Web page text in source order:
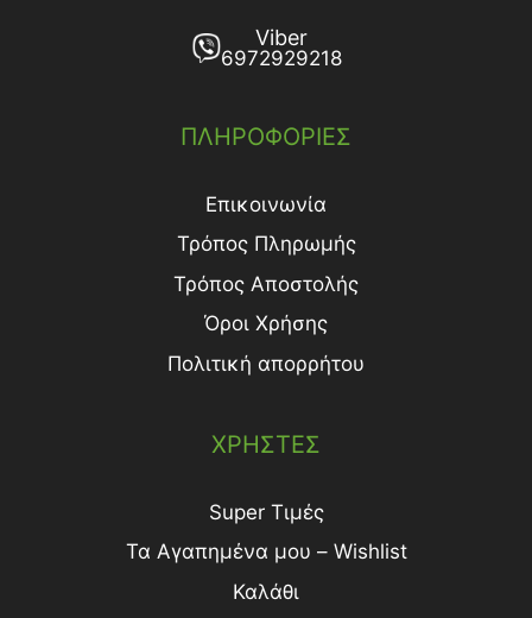
Viber
6972929218
ΠΛΗΡΟΦΟΡΙΕΣ
Επικοινωνία
Τρόπος Πληρωμής
Τρόπος Aποστολής
Όροι Χρήσης
Πολιτική απορρήτου
ΧΡΗΣΤΕΣ
Super Τιμές
Τα Αγαπημένα μου – Wishlist
Καλάθι